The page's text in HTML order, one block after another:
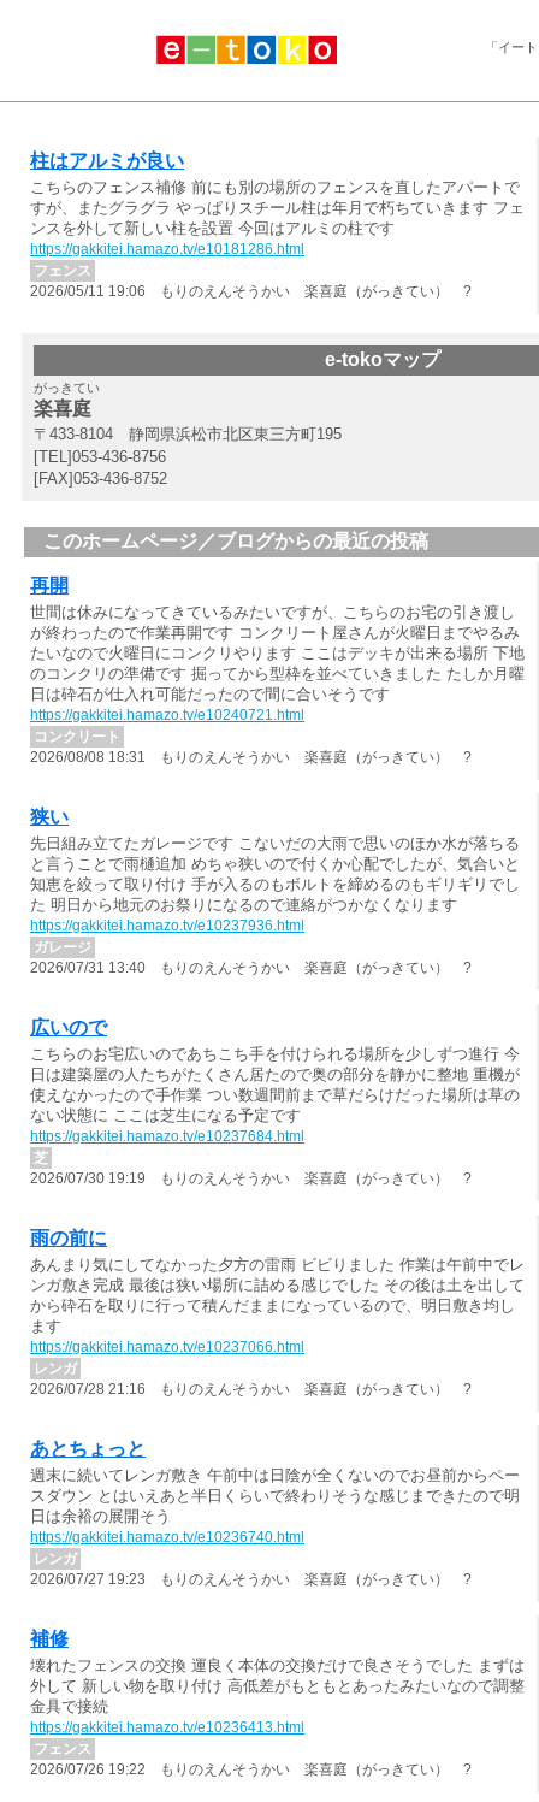
「イー
柱はアルミが良い
こちらのフェンス補修 前にも別の場所のフェンスを直したアパートで
すが、またグラグラ やっぱりスチール柱は年月で朽ちていきます フェ
ンスを外して新しい柱を設置 今回はアルミの柱です
https://gakkitei.hamazo.tv/e10181286.html
フェンス
2026/05/11 19:06 もりのえんそうかい 楽喜庭（がっきてい） ?
e-tokoマップ
がっきてい
楽喜庭
〒433-8104 静岡県浜松市北区東三方町195
[TEL]053-436-8756
[FAX]053-436-8752
このホームページ／ブログからの最近の投稿
再開
世間は休みになってきているみたいですが、こちらのお宅の引き渡し
が終わったので作業再開です コンクリート屋さんが火曜日までやるみ
たいなので火曜日にコンクリやります ここはデッキが出来る場所 下地
のコンクリの準備です 掘ってから型枠を並べていきました たしか月曜
日は砕石が仕入れ可能だったので間に合いそうです
https://gakkitei.hamazo.tv/e10240721.html
コンクリート
2026/08/08 18:31 もりのえんそうかい 楽喜庭（がっきてい） ?
狭い
先日組み立てたガレージです こないだの大雨で思いのほか水が落ちる
と言うことで雨樋追加 めちゃ狭いので付くか心配でしたが、気合いと
知恵を絞って取り付け 手が入るのもボルトを締めるのもギリギリでし
た 明日から地元のお祭りになるので連絡がつかなくなります
https://gakkitei.hamazo.tv/e10237936.html
ガレージ
2026/07/31 13:40 もりのえんそうかい 楽喜庭（がっきてい） ?
広いので
こちらのお宅広いのであちこち手を付けられる場所を少しずつ進行 今
日は建築屋の人たちがたくさん居たので奥の部分を静かに整地 重機が
使えなかったので手作業 つい数週間前まで草だらけだった場所は草の
ない状態に ここは芝生になる予定です
https://gakkitei.hamazo.tv/e10237684.html
芝
2026/07/30 19:19 もりのえんそうかい 楽喜庭（がっきてい） ?
雨の前に
あんまり気にしてなかった夕方の雷雨 ビビりました 作業は午前中でレ
ンガ敷き完成 最後は狭い場所に詰める感じでした その後は土を出して
から砕石を取りに行って積んだままになっているので、明日敷き均し
ます
https://gakkitei.hamazo.tv/e10237066.html
レンガ
2026/07/28 21:16 もりのえんそうかい 楽喜庭（がっきてい） ?
あとちょっと
週末に続いてレンガ敷き 午前中は日陰が全くないのでお昼前からペー
スダウン とはいえあと半日くらいで終わりそうな感じまできたので明
日は余裕の展開そう
https://gakkitei.hamazo.tv/e10236740.html
レンガ
2026/07/27 19:23 もりのえんそうかい 楽喜庭（がっきてい） ?
補修
壊れたフェンスの交換 運良く本体の交換だけで良さそうでした まずは
外して 新しい物を取り付け 高低差がもともとあったみたいなので調整
金具で接続
https://gakkitei.hamazo.tv/e10236413.html
フェンス
2026/07/26 19:22 もりのえんそうかい 楽喜庭（がっきてい） ?